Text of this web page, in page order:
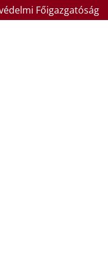
Főigazgatóság